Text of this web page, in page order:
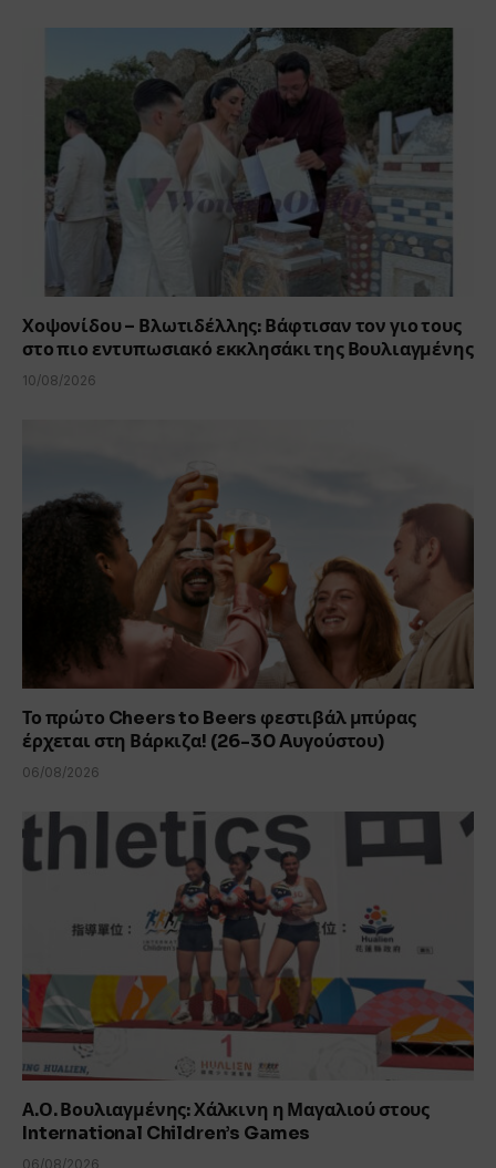
Χοψονίδου – Βλωτιδέλλης: Βάφτισαν τον γιο τους
στο πιο εντυπωσιακό εκκλησάκι της Βουλιαγμένης
10/08/2026
Το πρώτο Cheers to Beers φεστιβάλ μπύρας
έρχεται στη Βάρκιζα! (26-30 Aυγούστου)
06/08/2026
Α.Ο. Βουλιαγμένης: Χάλκινη η Μαγαλιού στους
International Children’s Games
06/08/2026